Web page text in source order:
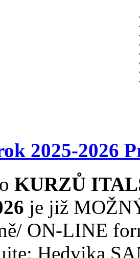
2025-2026
KURZŮ
je již
ON-LINE
Hedvika